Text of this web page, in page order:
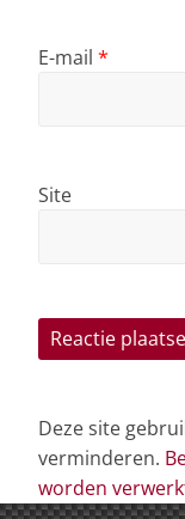
E-mail *
Site
Deze site
verminderen.
worden